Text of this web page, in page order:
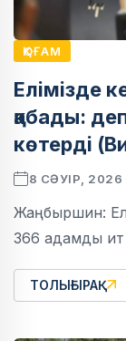
ҚОҒАМ
Елімізде
қабады:
көтерді
8 СӘУІР, 2026
Жаңбыршин:
366 адамды ит
ТОЛЫҒЫРАҚ